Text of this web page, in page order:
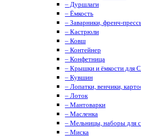
– Дуршлаги
– Ёмкость
– Заварники, френч-
– Кастрюли
– Ковш
– Контейнер
– Конфетница
– Крышки и ёмкости для
– Кувшин
– Лопатки, венчики,
– Лоток
– Мантоварки
– Масленка
– Мельницы, наборы для
– Миска